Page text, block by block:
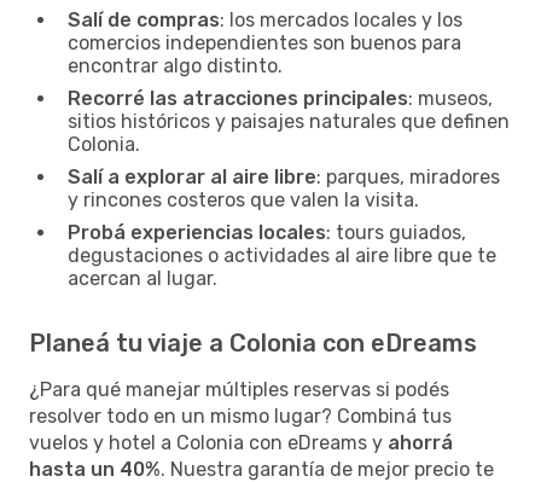
Salí de compras: los mercados locales y los
comercios independientes son buenos para
encontrar algo distinto.
Recorré las atracciones principales: museos,
sitios históricos y paisajes naturales que definen
Colonia.
Salí a explorar al aire libre: parques, miradores
y rincones costeros que valen la visita.
Probá experiencias locales: tours guiados,
degustaciones o actividades al aire libre que te
acercan al lugar.
Planeá tu viaje a Colonia con eDreams
¿Para qué manejar múltiples reservas si podés
resolver todo en un mismo lugar? Combiná tus
vuelos y hotel a Colonia con eDreams y ahorrá
hasta un 40%. Nuestra garantía de mejor precio te